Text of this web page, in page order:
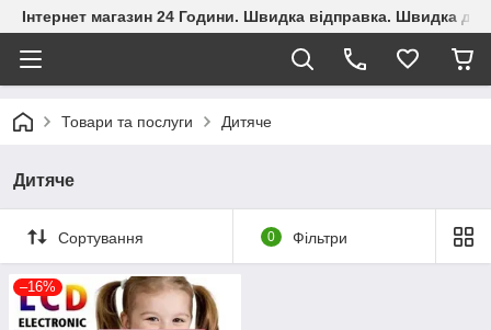
Інтернет магазин 24 Години. Швидка відправка. Швидка
Товари та послуги Дитяче
Дитяче
Сортування 0 Фільтри
–16%